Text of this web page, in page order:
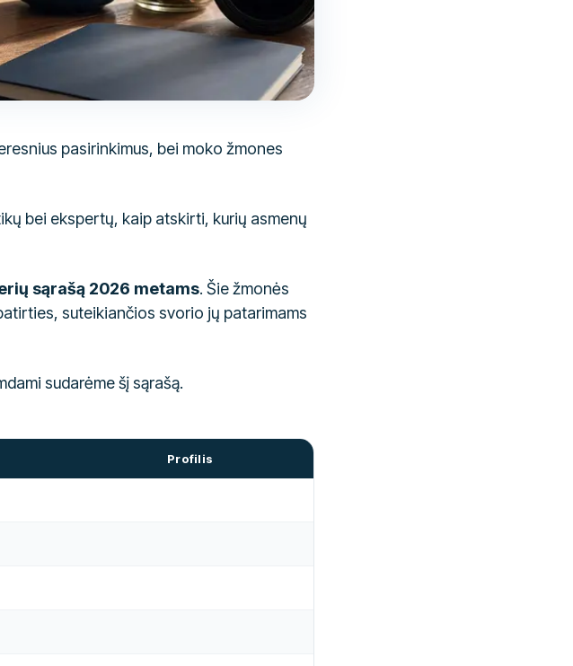
pasirinkimus, bei moko žmones
bei ekspertų, kaip atskirti, kurių asmenų
sąrašą 2026 metams. Šie žmonės
suteikiančios svorio jų patarimams
sudarėme šį sąrašą.
Profilis